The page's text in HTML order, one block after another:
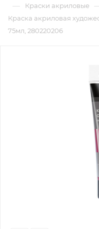
— Краски акриловые
Краска акриловая
75мл, 280220206